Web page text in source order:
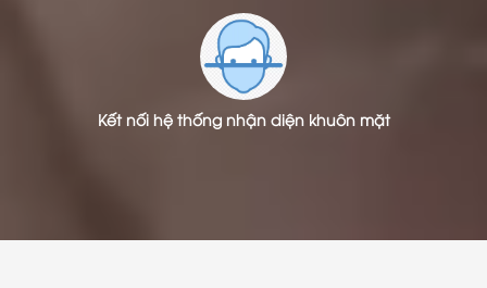
Kết nối hệ thống nhận diện khuôn mặt